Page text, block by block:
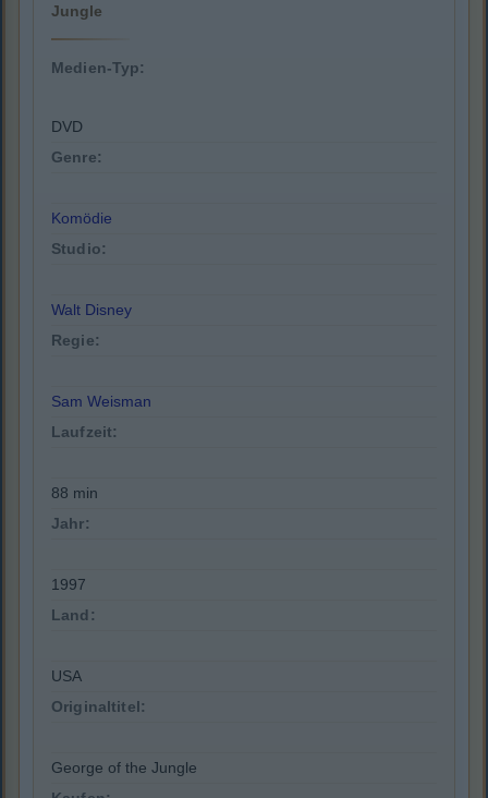
Jungle
Medien-Typ:
DVD
Genre:
Komödie
Studio:
Walt Disney
Regie:
Sam Weisman
Laufzeit:
88 min
Jahr:
1997
Land:
USA
Originaltitel:
George of the Jungle